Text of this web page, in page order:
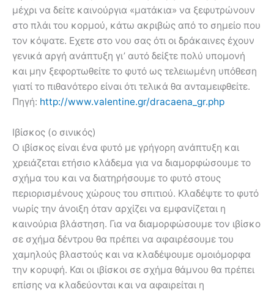
μέχρι να δείτε καινούργια «ματάκια» να ξεφυτρώνουν
στο πλάι του κορμού, κάτω ακριβώς από το σημείο που
τον κόψατε. Εχετε στο νου σας ότι οι δράκαινες έχουν
γενικά αργή ανάπτυξη γι’ αυτό δείξτε πολύ υπομονή
και μην ξεφορτωθείτε το φυτό ως τελειωμένη υπόθεση
γιατί το πιθανότερο είναι ότι τελικά θα ανταμειφθείτε.
Πηγή: http://www.valentine.gr/dracaena_gr.php
Ιβίσκος (ο σινικός)
Ο ιβίσκος είναι ένα φυτό με γρήγορη ανάπτυξη και
χρειάζεται ετήσιο κλάδεμα για να διαμορφώσουμε το
σχήμα του και να διατηρήσουμε το φυτό στους
περιορισμένους χώρους του σπιτιού. Κλαδέψτε το φυτό
νωρίς την άνοιξη όταν αρχίζει να εμφανίζεται η
καινούρια βλάστηση. Για να διαμορφώσουμε τον ιβίσκο
σε σχήμα δέντρου θα πρέπει να αφαιρέσουμε του
χαμηλούς βλαστούς και να κλαδέψουμε ομοιόμορφα
την κορυφή. Και οι ιβίσκοι σε σχήμα θάμνου θα πρέπει
επίσης να κλαδεύονται και να αφαιρείται η